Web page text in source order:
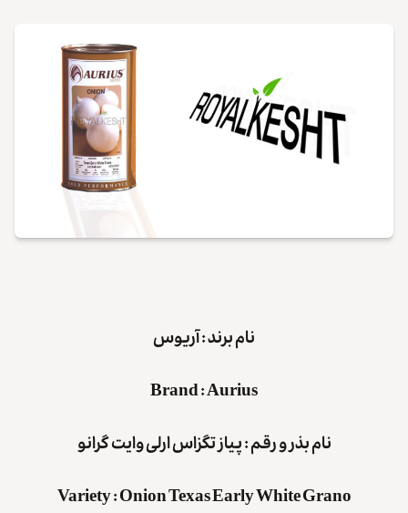
نام برند :آریوس
Brand:Aurius
نام بذر و رقم : پیاز تگزاس ارلی وایت گرانو
Variety:Onion Texas Early White Grano